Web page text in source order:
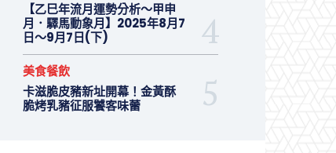
【乙巳年流月運勢分析～甲申
月．驛馬動象月】2025年8月7
日～9月7日(下)
美食餐飲
卡滋脆皮豬新址開幕！金黃酥
脆烤乳豬征服饕客味蕾